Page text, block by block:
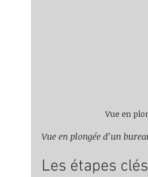
Vue en
Vue en plongée d’un
Les étapes